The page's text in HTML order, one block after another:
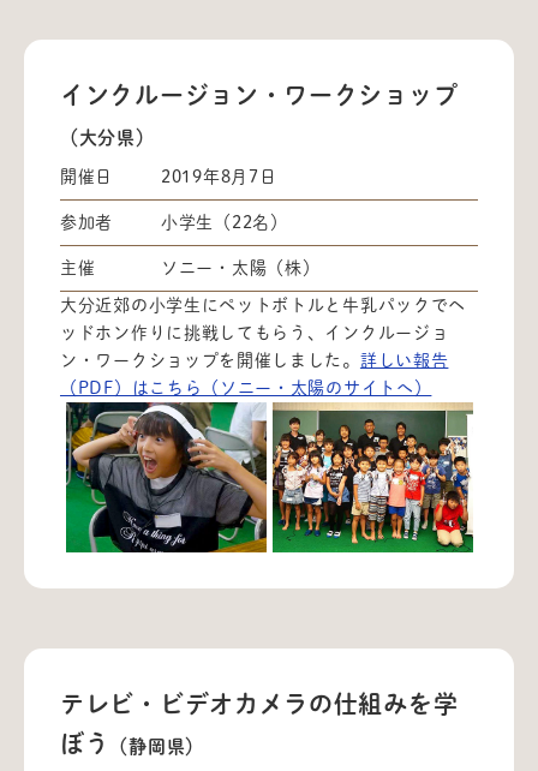
インクルージョン・ワークショップ
（大分県）
開催日 2019年8月7日
参加者 小学生（22名）
主催 ソニー・太陽（株）
⼤分近郊の⼩学⽣にペットボトルと牛乳パックでヘ
ッドホン作りに挑戦してもらう、インクルージョ
ン・ワークショップを開催しました。 詳しい報告
（PDF）はこちら（ソニー・太陽のサイトへ）
テレビ・ビデオカメラの仕組みを学
ぼう
（静岡県）